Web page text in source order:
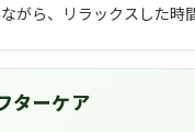
がら、リラックスした時
ターケア